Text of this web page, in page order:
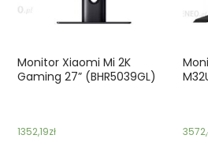
Monitor Xiaomi Mi 2K
Gaming 27” (BHR5039GL)
1352,19zł